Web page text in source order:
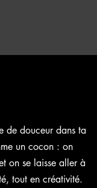
de douceur dans ta
un cocon : on
on se laisse aller à
tout en créativité.